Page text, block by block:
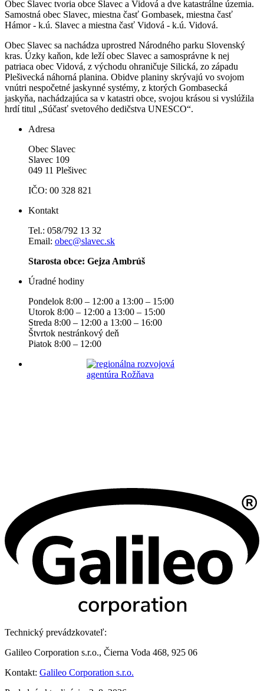
Obec Slavec tvoria obce Slavec a Vidová a dve katastrálne územia.
Samostná obec Slavec, miestna časť Gombasek, miestna časť
Hámor - k.ú. Slavec a miestna časť Vidová - k.ú. Vidová.
Obec Slavec sa nachádza uprostred Národného parku Slovenský
kras. Úzky kaňon, kde leží obec Slavec a samosprávne k nej
patriaca obec Vidová, z východu ohraničuje Silická, zo západu
Plešivecká náhorná planina. Obidve planiny skrývajú vo svojom
vnútri nespočetné jaskynné systémy, z ktorých Gombasecká
jaskyňa, nachádzajúca sa v katastri obce, svojou krásou si vyslúžila
hrdí titul „Súčasť svetového dedičstva UNESCO“.
Adresa
Obec Slavec
Slavec 109
049 11 Plešivec
IČO: 00 328 821
Kontakt
Tel.: 058/792 13 32
Email: obec@slavec.sk
Starosta obce: Gejza Ambrúš
Úradné hodiny
Pondelok 8:00 – 12:00 a 13:00 – 15:00
Utorok 8:00 – 12:00 a 13:00 – 15:00
Streda 8:00 – 12:00 a 13:00 – 16:00
Štvrtok nestránkový deň
Piatok 8:00 – 12:00
Technický prevádzkovateľ:
Galileo Corporation s.r.o., Čierna Voda 468, 925 06
Kontakt: Galileo Corporation s.r.o.